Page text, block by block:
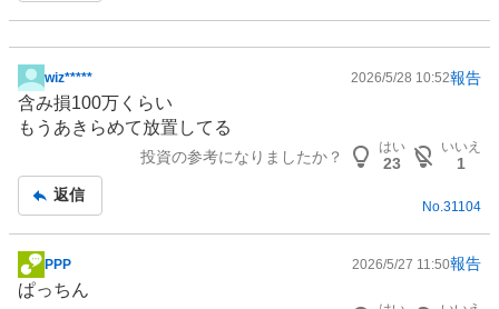
掲
示
板
wiz***** 2026/5/28 10:52報告
含み損100万くらい
もうあきらめて放置してる
投資の参考になりましたか？
はい
23
いいえ
1
返信
No. 31104
掲
示
PPP 2026/5/27 11:50報告
ぱっちん